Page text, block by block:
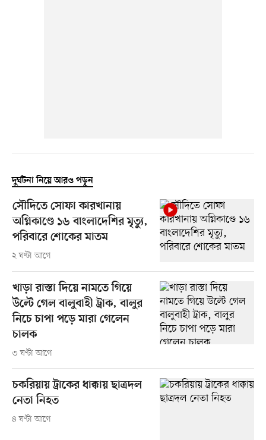
দুর্ঘটনা নিয়ে আরও পড়ুন
সৌদিতে সোফা কারখানায়
অগ্নিকাণ্ডে ১৬ বাংলাদেশির মৃত্যু,
পরিবারে শোকের মাতম
২ ঘণ্টা আগে
খাড়া রাস্তা দিয়ে নামতে গিয়ে
উল্টে গেল বালুবাহী ট্রাক, বালুর
নিচে চাপা পড়ে মারা গেলেন
চালক
৩ ঘণ্টা আগে
চকরিয়ায় ট্রাকের ধাক্কায় ছাত্রদল
নেতা নিহত
৪ ঘণ্টা আগে